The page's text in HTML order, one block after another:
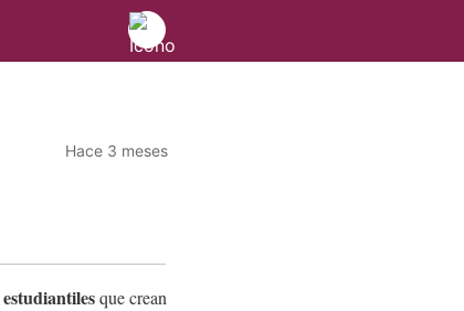
Hace 3 meses
estudiantilesque crean